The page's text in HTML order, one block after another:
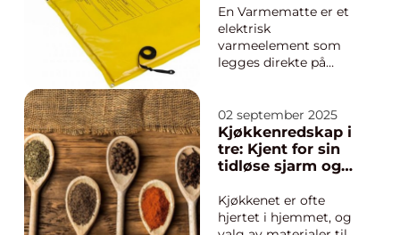
gir et helt annet nivå
på renholdet,
samtidig ...
En Varmematte er et
elektrisk
varmeelement som
legges direkte på
området isfritt. Den
brukes ofte i landbruk,
stall og fjøs, og gir en
jevn, kontrollert
snø og fastfrosset fôr.
Mange...
02 september 2025
Kjøkkenredskap i
tre: Kjent for sin
tidløse sjarm og
profil
Kjøkkenet er ofte
hjertet i hjemmet, og